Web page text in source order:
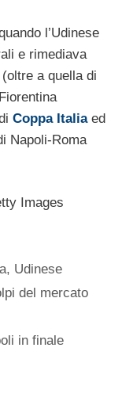
l’Udinese
e rimediava
a quella di
Coppa Italiaed
Napoli-Roma
Images
, Udinese
del mercato
in finale